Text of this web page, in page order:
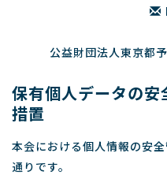
公益財団法人東京都
保有個人データの安
措置
本会における個人情報の安
通りです。